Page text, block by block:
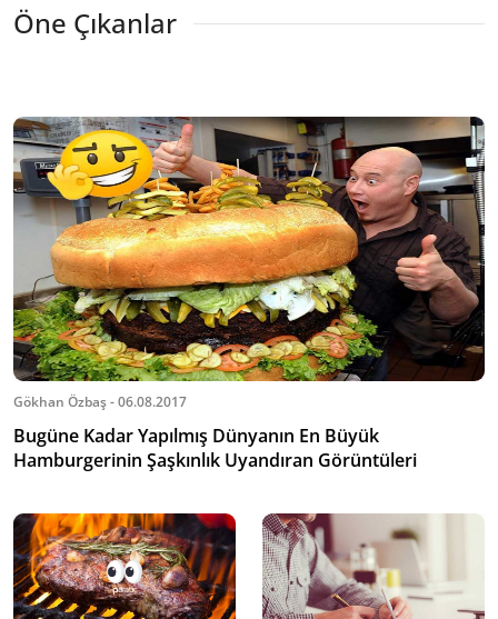
Öne Çıkanlar
Gökhan Özbaş - 06.08.2017
Bugüne Kadar Yapılmış Dünyanın En Büyük
Hamburgerinin Şaşkınlık Uyandıran Görüntüleri